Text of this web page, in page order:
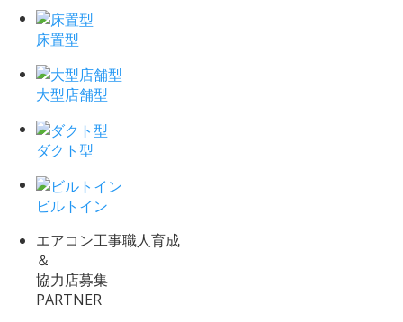
床置型
大型店舗型
ダクト型
ビルトイン
エアコン工事職人育成
＆
協力店募集
PARTNER